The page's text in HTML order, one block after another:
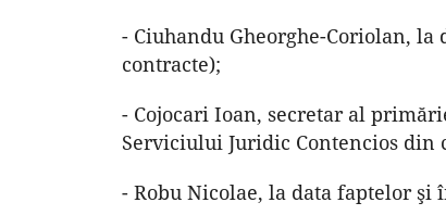
- Ciuhandu Gheorghe-Coriolan,
contracte);
- Cojocari Ioan, secretar al
Serviciului Juridic Contencios
- Robu Nicolae, la data faptelor